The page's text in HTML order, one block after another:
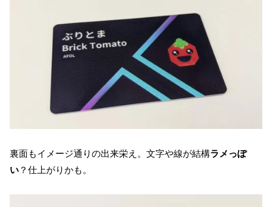
裏面もイメージ通りの出来栄え。文字や線が結構ラメっぽ
い ？仕上がりかも。